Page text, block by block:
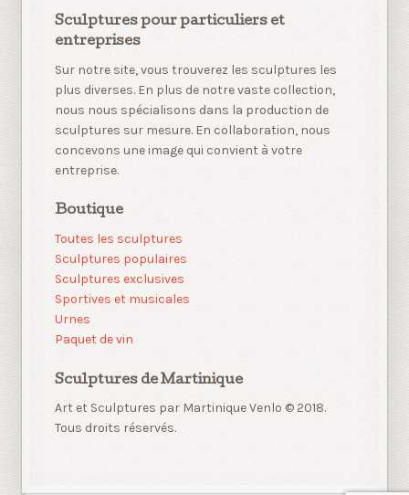
Sculptures pour particuliers et
entreprises
Sur notre site, vous trouverez les sculptures les
plus diverses. En plus de notre vaste collection,
nous nous spécialisons dans la production de
sculptures sur mesure. En collaboration, nous
concevons une image qui convient à votre
entreprise.
Boutique
Toutes les sculptures
Sculptures populaires
Sculptures exclusives
Sportives et musicales
Urnes
Paquet de vin
Sculptures de Martinique
Art et Sculptures par Martinique Venlo © 2018.
Tous droits réservés.